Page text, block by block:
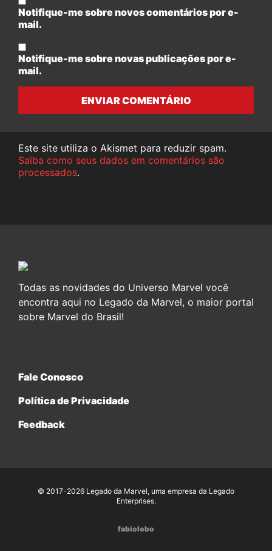
Notifique-me sobre novos comentários por e-
mail.
Notifique-me sobre novas publicações por e-
mail.
ENVIAR COMENTÁRIO
Este site utiliza o Akismet para reduzir spam.
Saiba como seus dados em comentários são
processados.
Todas as novidades do Universo Marvel você
encontra aqui no Legado da Marvel, o maior portal
sobre Marvel do Brasil!
Fale Conosco
Política de Privacidade
Feedback
© 2017-2026 Legado da Marvel, uma empresa da Legado
Enterprises.
fabiolobo